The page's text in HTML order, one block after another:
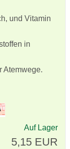
und Vitamin
in
Atemwege.
Auf Lager
5,15 EUR